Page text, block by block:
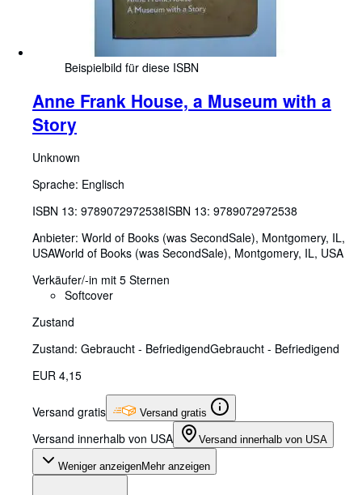
Beispielbild für diese ISBN
Anne Frank House, a Museum with a
Story
Unknown
Sprache: Englisch
ISBN 13: 9789072972538ISBN 13: 9789072972538
Anbieter: World of Books (was SecondSale), Montgomery, IL,
USAWorld of Books (was SecondSale), Montgomery, IL, USA
Verkäufer/-in mit 5 Sternen
Softcover
Zustand
Zustand: Gebraucht - BefriedigendGebraucht - Befriedigend
EUR 4,15
Versand gratis Versand gratis
Versand innerhalb von USA Versand innerhalb von USA
Weniger anzeigenMehr anzeigen